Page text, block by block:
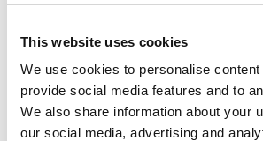
This website uses cookies
We use cookies to personalise
provide social media features and to
We also share information about your
our social media, advertising and
€291,00 €307,22
€371,74
TTC